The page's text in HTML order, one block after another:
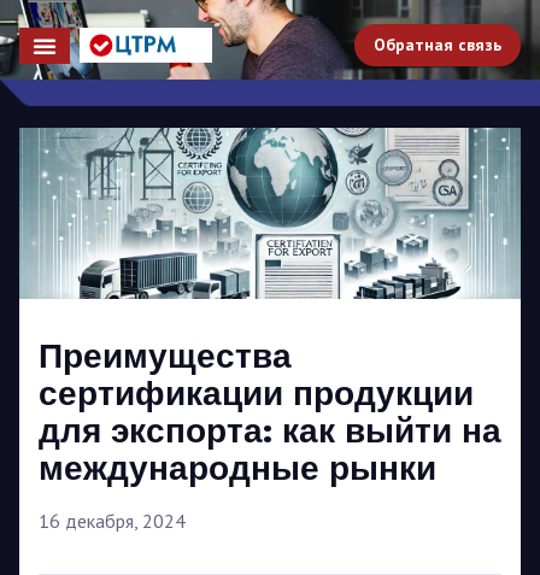
Обратная связь
Преимущества
сертификации продукции
для экспорта: как выйти на
международные рынки
16 декабря, 2024